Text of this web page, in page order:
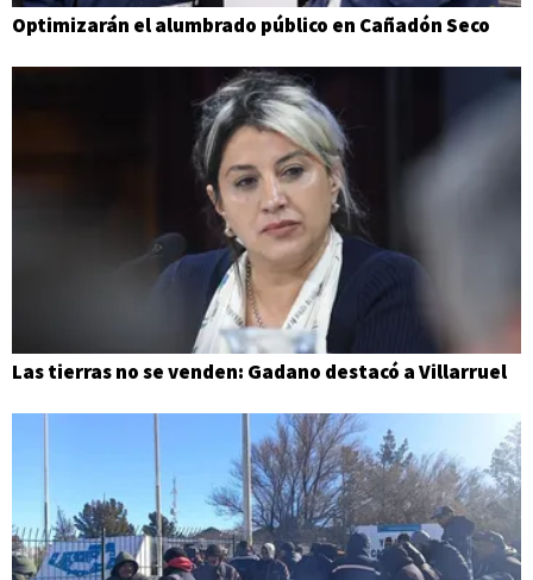
Optimizarán el alumbrado público en Cañadón Seco
Las tierras no se venden: Gadano destacó a Villarruel